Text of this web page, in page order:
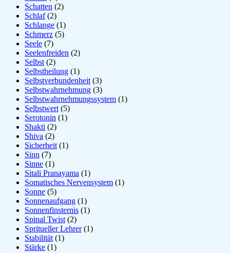
Schatten (2)
Schlaf(2)
Schlange (1)
Schmerz (5)
Seele (7)
Seelenfreiden (2)
Selbst (2)
Selbstheilung (1)
Selbstverbundenheit (3)
Selbstwahrnehmung (3)
Selbstwahrnehmungssystem (1)
Selbstwert (5)
Serotonin (1)
Shakti (2)
Shiva (2)
Sicherheit (1)
Sinn (7)
Sinne (1)
Sitali Pranayama (1)
Somatisches Nervensystem (1)
Sonne (5)
Sonnenaufgang (1)
Sonnenfinsternis (1)
Spinal Twist (2)
Spritueller Lehrer(1)
Stabilität (1)
Stärke (1)